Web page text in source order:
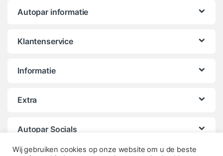
Autopar informatie
Klantenservice
Informatie
Extra
Autopar Socials
Wij gebruiken cookies op onze website om u de beste